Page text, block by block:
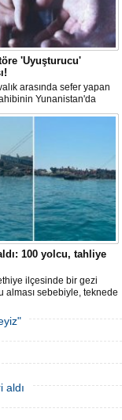
'Uyuşturucu'
arasında sefer yapan
Yunanistan'da
bildirildi.
100 yolcu, tahliye
ilçesinde bir gezi
alması sebebiyle, teknede
için bölgede
başlatıldı.
aldı